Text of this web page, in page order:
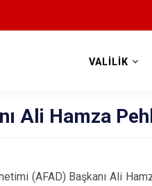
VALİLİK
Ali Hamza
(AFAD) Başkanı Ali